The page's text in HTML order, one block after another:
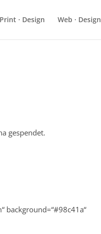
Print · Design Web · Design
gespendet.
background=“#98c41a“